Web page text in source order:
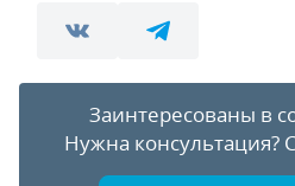
Заинтересованы в
Нужна консультация?